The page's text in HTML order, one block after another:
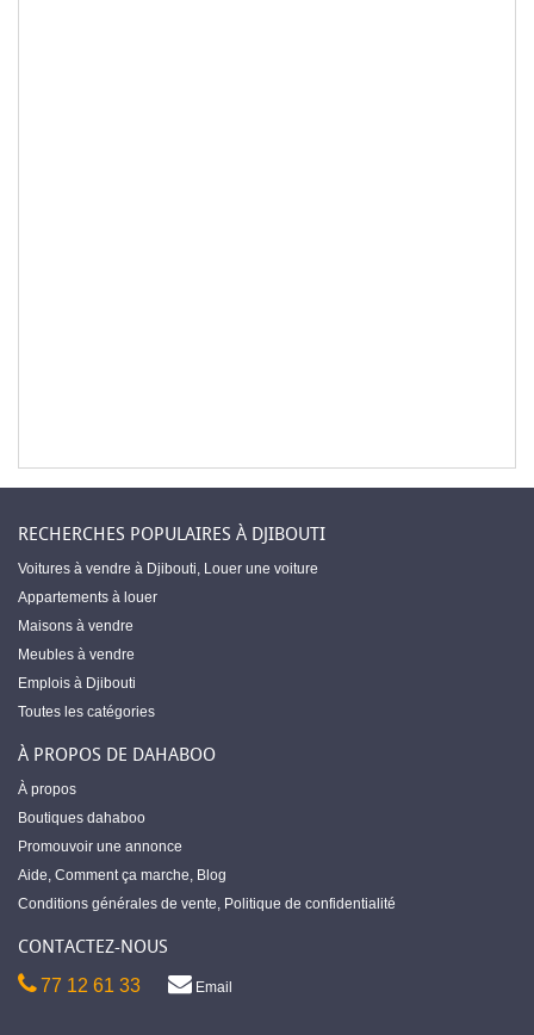
RECHERCHES POPULAIRES À DJIBOUTI
Voitures à vendre à Djibouti, Louer une voiture
Appartements à louer
Maisons à vendre
Meubles à vendre
Emplois à Djibouti
Toutes les catégories
À PROPOS DE DAHABOO
À propos
Boutiques dahaboo
Promouvoir une annonce
Aide, Comment ça marche, Blog
Conditions générales de vente, Politique de confidentialité
CONTACTEZ-NOUS
77 12 61 33 Email